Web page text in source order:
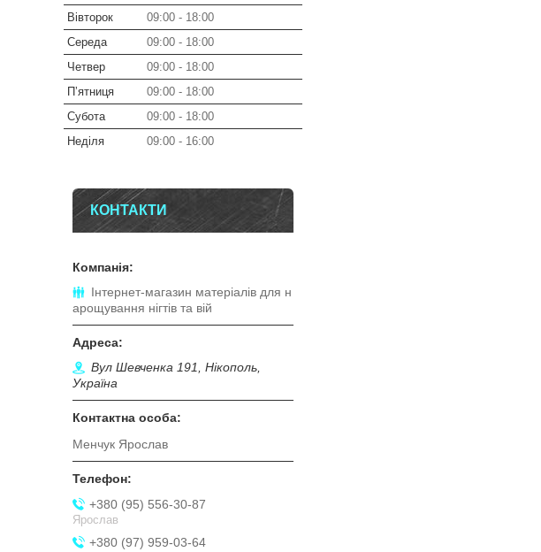
Вівторок
09:00
18:00
Середа
09:00
18:00
Четвер
09:00
18:00
Пʼятниця
09:00
18:00
Субота
09:00
18:00
Неділя
09:00 16:00
КОНТАКТИ
Інтернет-магазин матеріалів для н
арощування нігтів та вій
Вул Шевченка 191, Нікополь,
Україна
Менчук Ярослав
+380 (95) 556-30-87
Ярослав
+380 (97) 959-03-64